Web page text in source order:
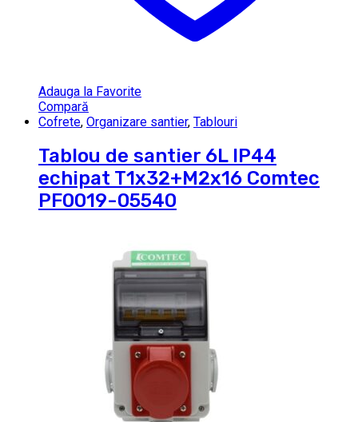
Adauga la Favorite
Compară
Cofrete, Organizare santier, Tablouri
Tablou de santier 6L IP44
echipat T1x32+M2x16 Comtec
PF0019-05540